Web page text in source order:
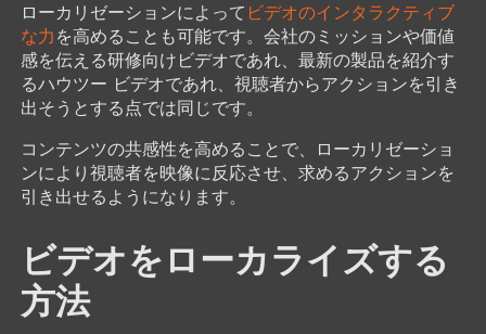
ローカリゼーションによって ビデオのインタラクティブ
な力 を高めることも可能です。会社のミッションや価値
感を伝える研修向けビデオであれ、最新の製品を紹介す
るハウツー ビデオであれ、視聴者からアクションを引き
出そうとする点では同じです。
コンテンツの共感性を高めることで、ローカリゼーショ
ンにより視聴者を映像に反応させ、求めるアクションを
引き出せるようになります。
ビデオをローカライズする
方法